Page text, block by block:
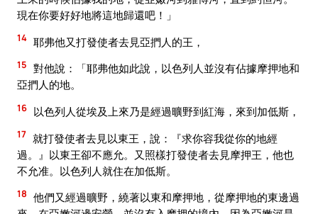
現在你要好好地將這地歸還吧！」
14 耶弗他又打發使者去見亞捫人的王，
15 對他說：「耶弗他如此說，以色列人並沒有佔據摩押地和
亞捫人的地。
16 以色列人從埃及上來乃是經過曠野到紅海，來到加低斯，
17 就打發使者去見以東王，說：『求你容我從你的地經
過。』以東王卻不應允。又照樣打發使者去見摩押王，他也
不允准。以色列人就住在加低斯。
18 他們又經過曠野，繞著以東和摩押地，從摩押地的東邊過